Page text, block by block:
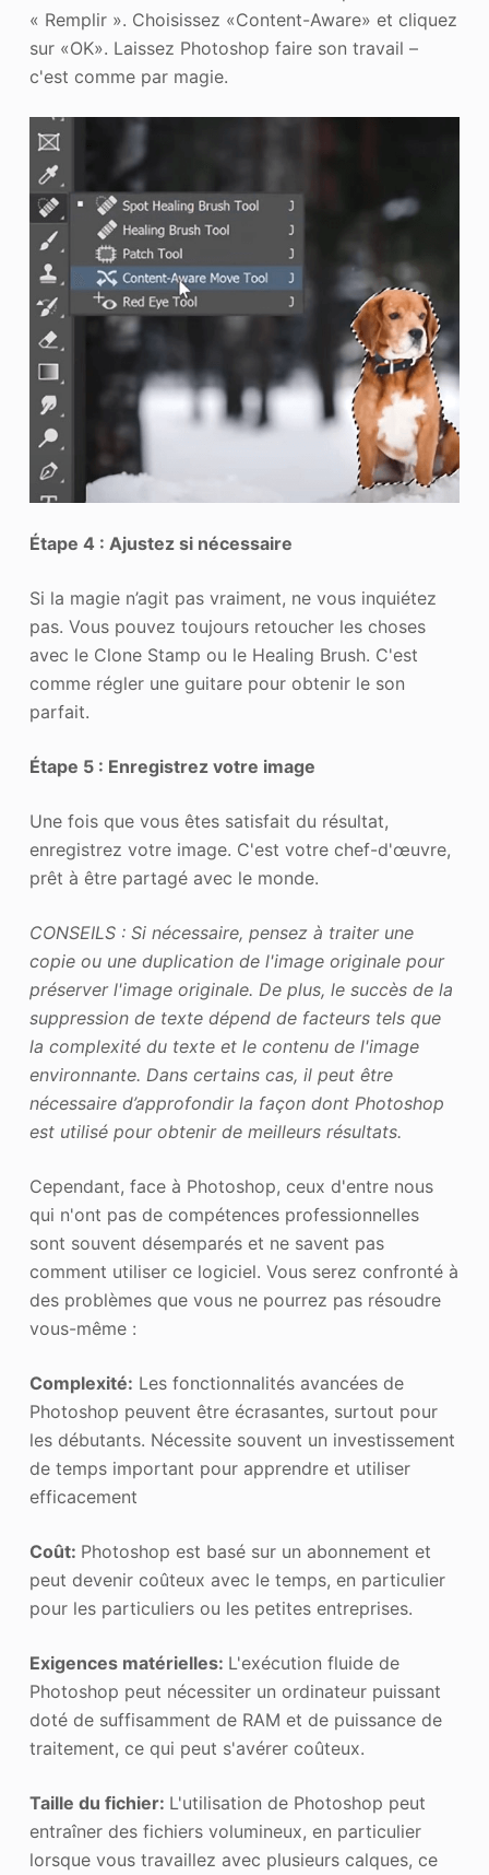
« Remplir ». Choisissez «Content-Aware» et cliquez
sur «OK». Laissez Photoshop faire son travail –
c'est comme par magie.
Étape 4 : Ajustez si nécessaire
Si la magie n’agit pas vraiment, ne vous inquiétez
pas. Vous pouvez toujours retoucher les choses
avec le Clone Stamp ou le Healing Brush. C'est
comme régler une guitare pour obtenir le son
parfait.
Étape 5 : Enregistrez votre image
Une fois que vous êtes satisfait du résultat,
enregistrez votre image. C'est votre chef-d'œuvre,
prêt à être partagé avec le monde.
CONSEILS : Si nécessaire, pensez à traiter une
copie ou une duplication de l'image originale pour
préserver l'image originale. De plus, le succès de la
suppression de texte dépend de facteurs tels que
la complexité du texte et le contenu de l'image
environnante. Dans certains cas, il peut être
nécessaire d’approfondir la façon dont Photoshop
est utilisé pour obtenir de meilleurs résultats.
Cependant, face à Photoshop, ceux d'entre nous
qui n'ont pas de compétences professionnelles
sont souvent désemparés et ne savent pas
comment utiliser ce logiciel. Vous serez confronté à
des problèmes que vous ne pourrez pas résoudre
vous-même :
Complexité: Les fonctionnalités avancées de
Photoshop peuvent être écrasantes, surtout pour
les débutants. Nécessite souvent un investissement
de temps important pour apprendre et utiliser
efficacement
Coût: Photoshop est basé sur un abonnement et
peut devenir coûteux avec le temps, en particulier
pour les particuliers ou les petites entreprises.
Exigences matérielles: L'exécution fluide de
Photoshop peut nécessiter un ordinateur puissant
doté de suffisamment de RAM et de puissance de
traitement, ce qui peut s'avérer coûteux.
Taille du fichier: L'utilisation de Photoshop peut
entraîner des fichiers volumineux, en particulier
lorsque vous travaillez avec plusieurs calques, ce